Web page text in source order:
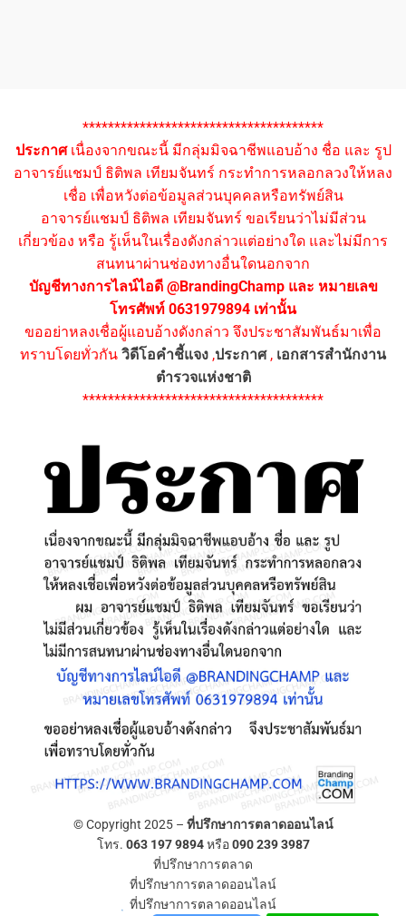
**************************************
ประกาศเนื่องจากขณะนี้ มีกลุ่มมิจฉาชีพแอบอ้าง ชื่อ และ รูป
อาจารย์แชมป์ ธิติพล เทียมจันทร์ กระทำการหลอกลวงให้หลง
เชื่อ เพื่อหวังต่อข้อมูลส่วนบุคคลหรือทรัพย์สิน
อาจารย์แชมป์ ธิติพล เทียมจันทร์ ขอเรียนว่าไม่มีส่วน
เกี่ยวข้อง หรือ รู้เห็นในเรื่องดังกล่าวแต่อย่างใด และไม่มีการ
สนทนาผ่านช่องทางอื่นใดนอกจาก
บัญชีทางการไลน์ไอดี @BrandingChamp และ หมายเลข
โทรศัพท์ 0631979894 เท่านั้น
ขออย่าหลงเชื่อผู้แอบอ้างดังกล่าว จึงประชาสัมพันธ์มาเพื่อ
ทราบโดยทั่วกัน วิดีโอคำชี้แจง ,ประกาศ, เอกสารสำนักงาน
ตำรวจแห่งชาติ
**************************************
© Copyright 2025 – ที่ปรึกษาการตลาดออนไลน์
โทร. 063 197 9894หรือ090 239 3987
ที่ปรึกษาการตลาด
ที่ปรึกษาการตลาดออนไลน์
ที่ปรึกษาการตลาดออนไลน์